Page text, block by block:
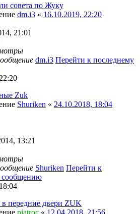
совета по Жуку
dm.i3 « 16.10.2019, 22:20
21:01
dm.i3 Перейти к последнему
Zuk
Shuriken « 24.10.2018, 18:04
13:21
Shuriken Перейти к
сообщению
передние двери ZUK
piatroc « 12.04.2018, 21:56